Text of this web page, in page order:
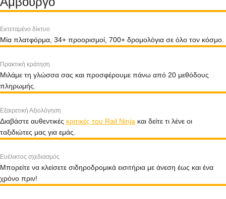
Εκτεταμένο δίκτυο
Μία πλατφόρμα, 34+ προορισμοί, 700+ δρομολόγια σε όλο τον κόσμο.
Πρακτική κράτηση
Μιλάμε τη γλώσσα σας και προσφέρουμε πάνω από 20 μεθόδους
πληρωμής.
Εξαιρετική Αξιολόγηση
Διαβάστε αυθεντικές κριτικές του Rail Ninja και δείτε τι λένε οι
ταξιδιώτες μας για εμάς.
Ευέλικτος σχεδιασμός
Μπορείτε να κλείσετε σιδηροδρομικά εισιτήρια με άνεση έως και ένα
χρόνο πριν!